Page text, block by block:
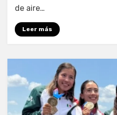
de aire…
Leer más